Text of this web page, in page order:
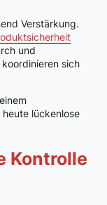
Verstärkung.
und
koordinieren sich
lückenlose
Kontrolle